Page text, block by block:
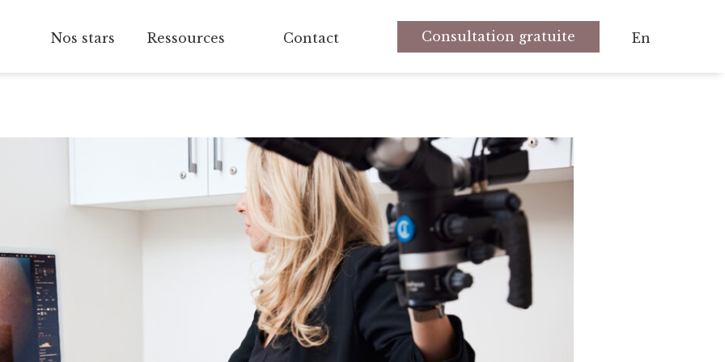
Nos stars Ressources Contact Consultation gratuite En